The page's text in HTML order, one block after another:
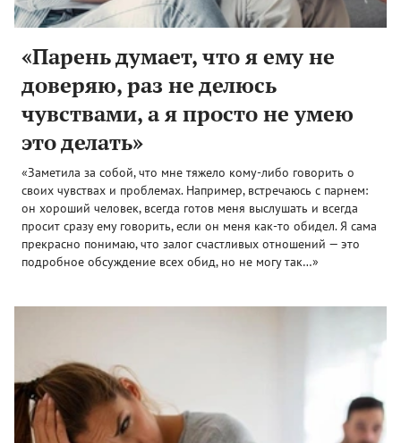
«Парень думает, что я ему не
доверяю, раз не делюсь
чувствами, а я просто не умею
это делать»
«Заметила за собой, что мне тяжело кому-либо говорить о
своих чувствах и проблемах. Например, встречаюсь с парнем:
он хороший человек, всегда готов меня выслушать и всегда
просит сразу ему говорить, если он меня как-то обидел. Я сама
прекрасно понимаю, что залог счастливых отношений — это
подробное обсуждение всех обид, но не могу так…»